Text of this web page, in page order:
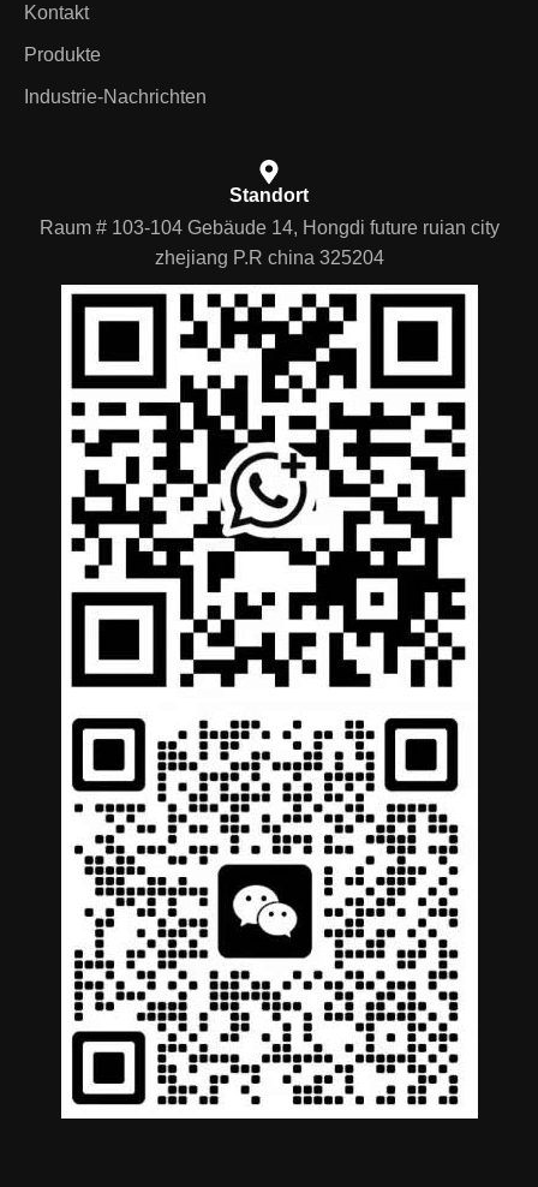
Kontakt
Produkte
Industrie-Nachrichten
Standort
Raum # 103-104 Gebäude 14, Hongdi future ruian city
zhejiang P.R china 325204